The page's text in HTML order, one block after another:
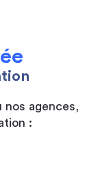
nos agences,
: